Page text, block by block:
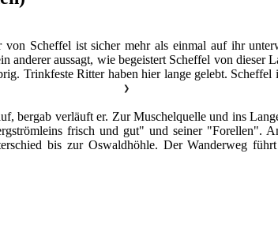
Scheffel ist sicher mehr als einmal auf ihr
aussagt, wie begeistert Scheffel von
Trinkfeste Ritter haben hier lange gelebt.
verläuft er. Zur Muschelquelle und ins
frisch und gut" und seiner "Forellen".
bis zur Oswaldhöhle. Der Wanderweg
❯